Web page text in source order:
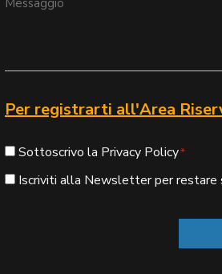
Per registrarti all'Area
Consenso
Sottoscrivo la Privacy Policy*
Newsletter
Iscriviti alla Newsletter per restare